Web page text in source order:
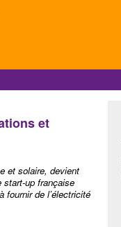
et
et solaire, devient
start-up française
fournir de l’électricité